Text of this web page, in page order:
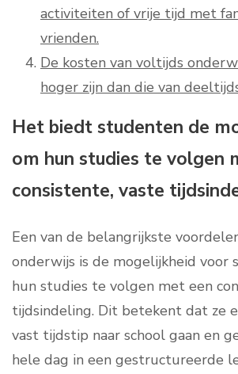
activiteiten of vrije tijd met
vrienden.
De kosten van voltijds
hoger zijn dan die van
Het biedt studenten de
om hun studies te volgen
consistente, vaste
Een van de belangrijkste
onderwijs is de mogelijkheid voor
hun studies te volgen met een
tijdsindeling. Dit betekent dat ze
vast tijdstip naar school gaan en
hele dag in een gestructureerde